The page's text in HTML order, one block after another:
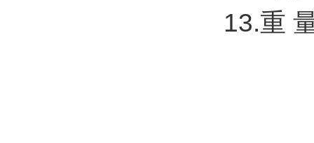
13.重